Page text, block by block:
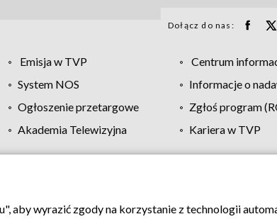
Dołącz do nas:
Emisja w TVP Centrum
System NOS Informacje o
Ogłoszenie przetargowe Zgłoś program
Akademia Telewizyjna Kariera w TVP
Regulamin TVP Polityka prywatności Moje
aby wyrazić zgody na korzystanie z technologii